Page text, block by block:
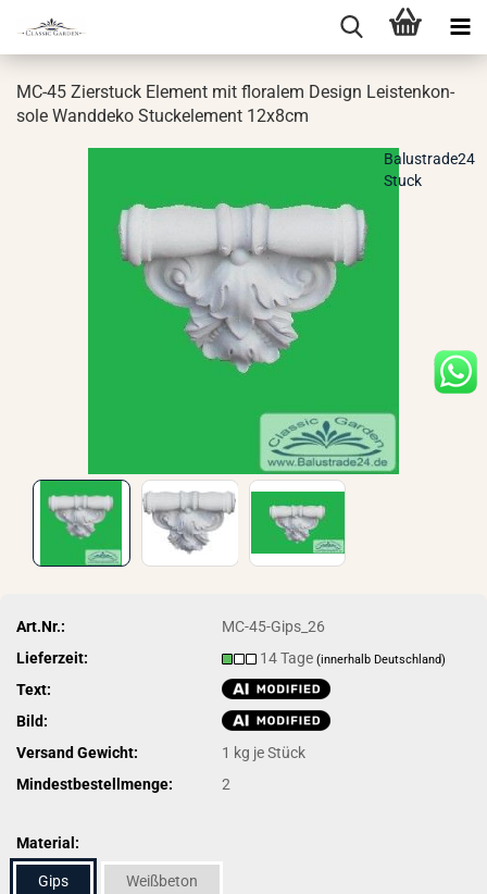
MC-45 Zier­stuck Ele­ment mit flo­ra­lem De­sign Leis­ten­kon­
so­le Wand­de­ko Stu­ck­ele­ment 12x8cm
Balustrade24
Stuck
Art.Nr.:
MC-45-Gips_26
Lieferzeit:
14 Tage(innerhalb Deutschland)
Text:
Bild:
Versand Gewicht:
1 kg je Stück
Mindestbestellmenge:
2
Material:
Gips Weißbeton